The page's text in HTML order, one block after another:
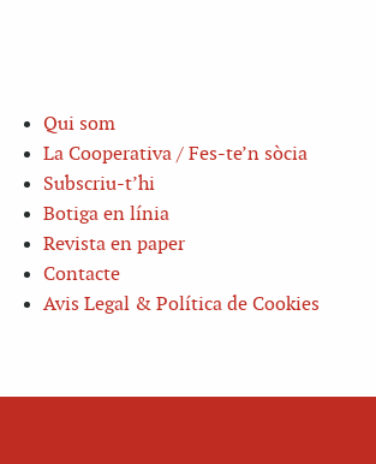
Qui som
La Cooperativa / Fes-te’n sòcia
Subscriu-t’hi
Botiga en línia
Revista en paper
Contacte
Avis Legal & Política de Cookies